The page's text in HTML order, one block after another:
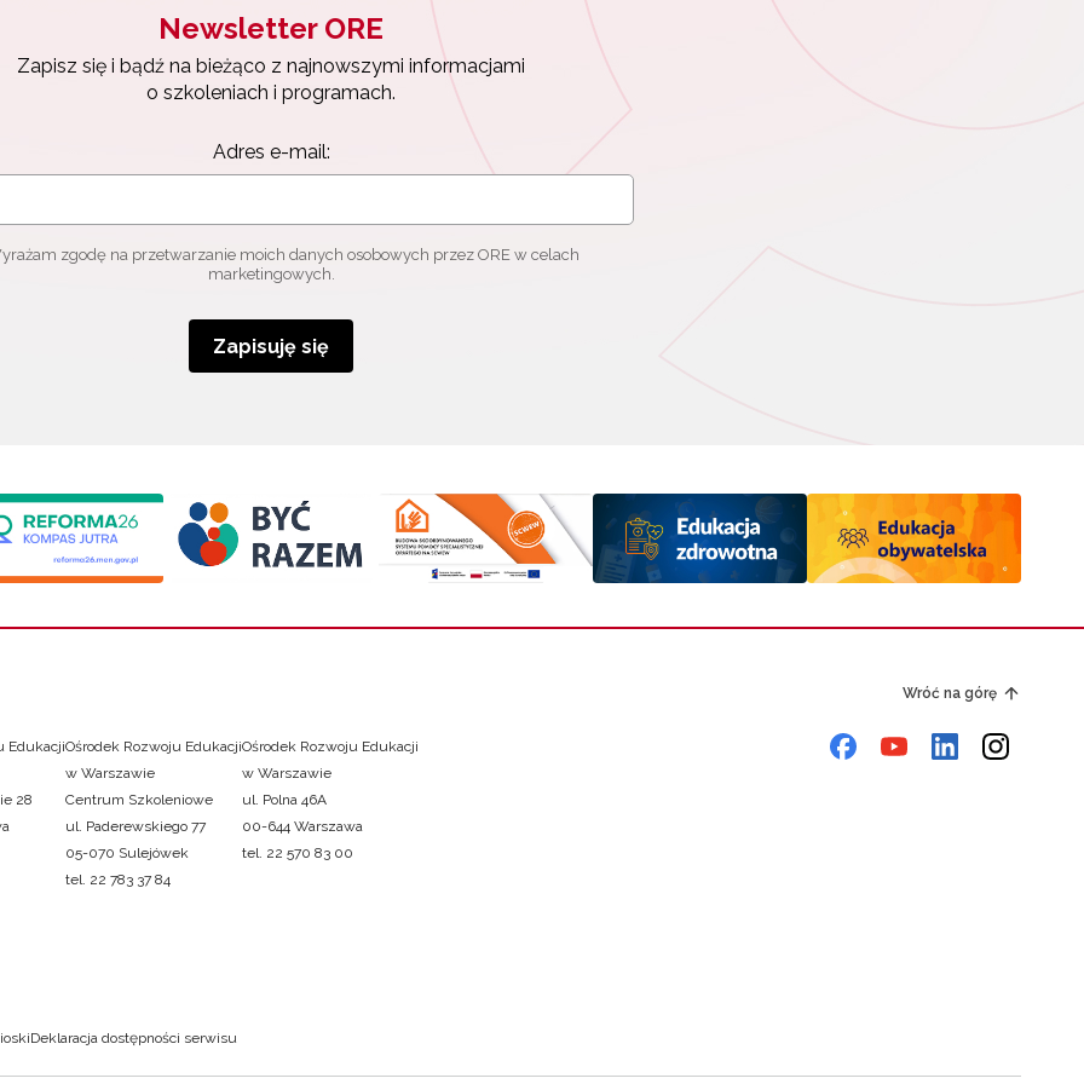
Newsletter ORE
Zapisz się i bądź na bieżąco z najnowszymi informacjami
o szkoleniach i programach.
Adres e-mail:
zgodę na przetwarzanie moich danych osobowych przez ORE w celach
marketingowych.
Zapisuję się
Wróć na górę
Edukacji
28
Ośrodek Rozwoju Edukacji
w Warszawie
Centrum Szkoleniowe
ul. Paderewskiego 77
05-070 Sulejówek
tel. 22 783 37 84
Ośrodek Rozwoju Edukacji
w Warszawie
ul. Polna 46A
00-644 Warszawa
tel. 22 570 83 00
Deklaracja dostępności serwisu